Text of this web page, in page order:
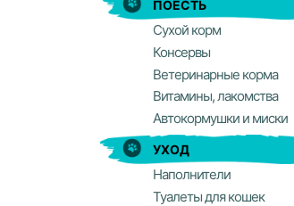
ПОЕСТЬ
Сухой корм
Консервы
Ветеринарные корма
Витамины, лакомства
Автокормушки и миски
УХОД
Наполнители
Туалеты для кошек